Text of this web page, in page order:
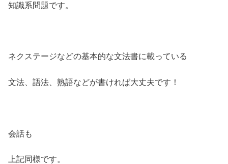
知識系問題です。
ネクステージなどの基本的な文法書に載っている
文法、語法、熟語などが書ければ大丈夫です！
会話も
上記同様です。